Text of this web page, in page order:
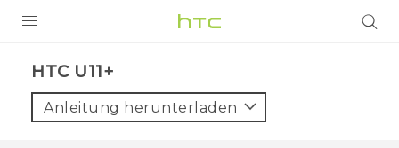
VIVE
HTC U11+‎
Anleitung herunterladen